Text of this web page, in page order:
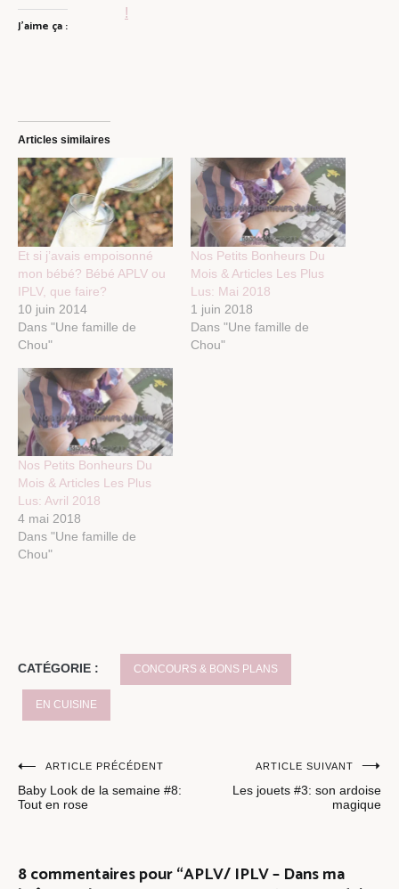
J’aime ça :
Articles similaires
Et si j’avais empoisonné
mon bébé? Bébé APLV ou
IPLV, que faire?
10 juin 2014
Dans "Une famille de
Chou"
Nos Petits Bonheurs Du
Mois & Articles Les Plus
Lus: Mai 2018
1 juin 2018
Dans "Une famille de
Chou"
Nos Petits Bonheurs Du
Mois & Articles Les Plus
Lus: Avril 2018
4 mai 2018
Dans "Une famille de
Chou"
CATÉGORIE : CONCOURS & BONS PLANS
EN CUISINE
Navigation
de
ARTICLE PRÉCÉDENT
Baby Look de la semaine #8:
Tout en rose
ARTICLE SUIVANT
Les jouets #3: son ardoise
magique
8 commentaires pour “APLV/ IPLV – Dans ma